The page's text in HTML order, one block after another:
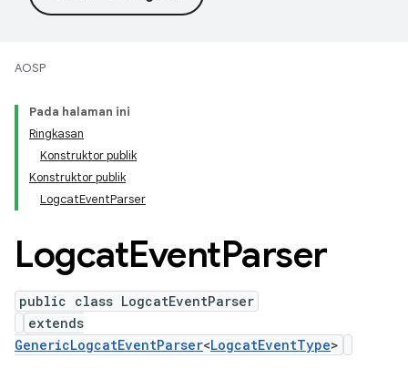
AOSP
Pada halaman ini
Ringkasan
Konstruktor publik
Konstruktor publik
LogcatEventParser
LogcatEventParser
public class LogcatEventParser
extends
GenericLogcatEventParser<LogcatEventType>